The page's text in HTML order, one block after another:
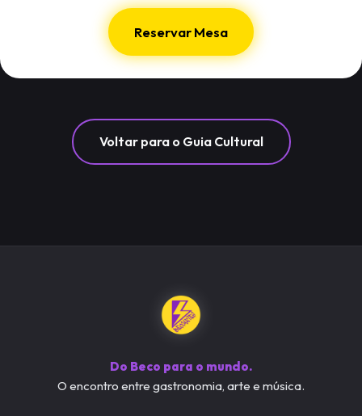
Reservar Mesa
Voltar para o Guia Cultural
Do Beco para o mundo.
O encontro entre gastronomia, arte e música.